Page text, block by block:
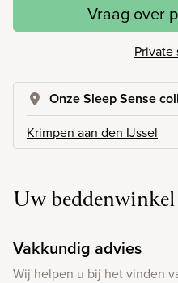
Vraag over
Private
Onze Sleep Sense
Krimpen aan den IJssel
Uw
Vakkundig advies
Wij helpen u bij het vinden